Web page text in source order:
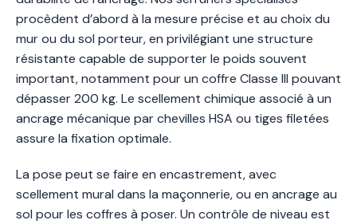
procèdent d’abord à la mesure précise et au choix du
mur ou du sol porteur, en privilégiant une structure
résistante capable de supporter le poids souvent
important, notamment pour un coffre Classe III pouvant
dépasser 200 kg. Le scellement chimique associé à un
ancrage mécanique par chevilles HSA ou tiges filetées
assure la fixation optimale.
La pose peut se faire en encastrement, avec
scellement mural dans la maçonnerie, ou en ancrage au
sol pour les coffres à poser. Un contrôle de niveau est